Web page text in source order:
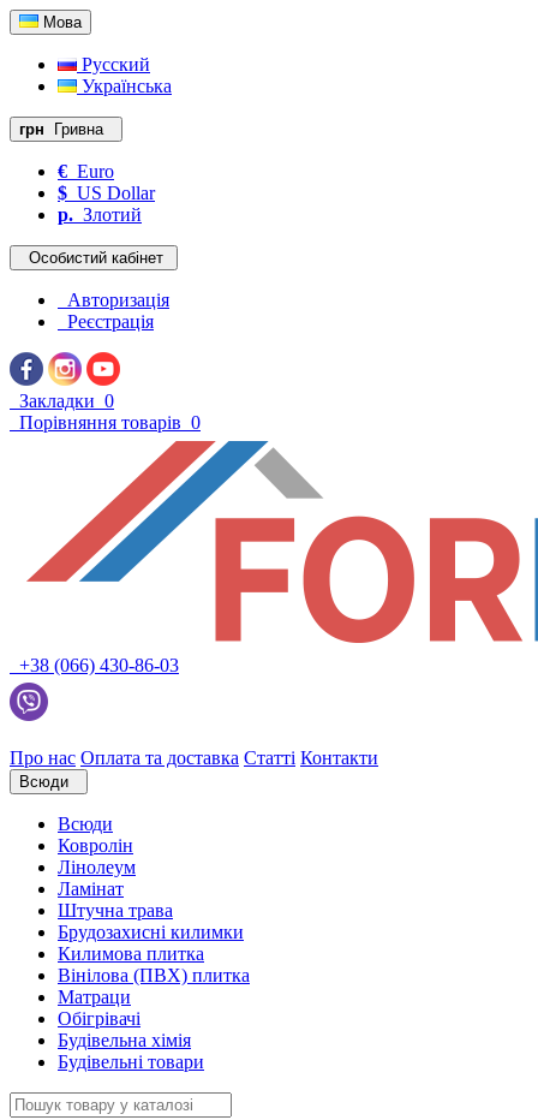
Мова
Русский
Українська
грн Гривна
€ Euro
$ US Dollar
р. Злотий
Особистий кабінет
Авторизація
Реєстрація
Закладки 0
Порівняння товарів 0
+38 (066) 430-86-03
Про нас Оплата та доставка Статті Контакти
Всюди
Всюди
Ковролін
Лінолеум
Ламінат
Штучна трава
Брудозахисні килимки
Килимова плитка
Вінілова (ПВХ) плитка
Матраци
Обігрівачі
Будівельна хімія
Будівельні товари